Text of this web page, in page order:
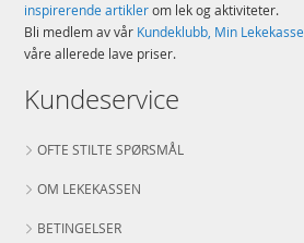
inspirerende artiklerom lek og aktiviteter.
Bli medlem av vår Kundeklubb, Min Lekekasse
våre allerede lave priser.
Kundeservice
OFTE STILTE SPØRSMÅL
OM LEKEKASSEN
BETINGELSER